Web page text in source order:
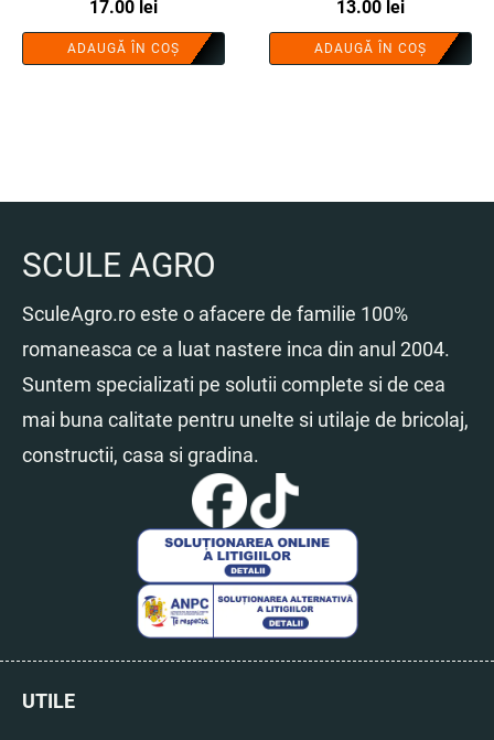
cauciucata - COBI
SMART®
17.00 lei
ADAUGĂ ÎN COȘ
cauciucata - COBI
SMART®
13.00 lei
ADAUGĂ ÎN COȘ
SCULE AGRO
SculeAgro.ro este o afacere de familie 100%
romaneasca ce a luat nastere inca din anul 2004.
Suntem specializati pe solutii complete si de cea
mai buna calitate pentru unelte si utilaje de bricolaj,
constructii, casa si gradina.
UTILE